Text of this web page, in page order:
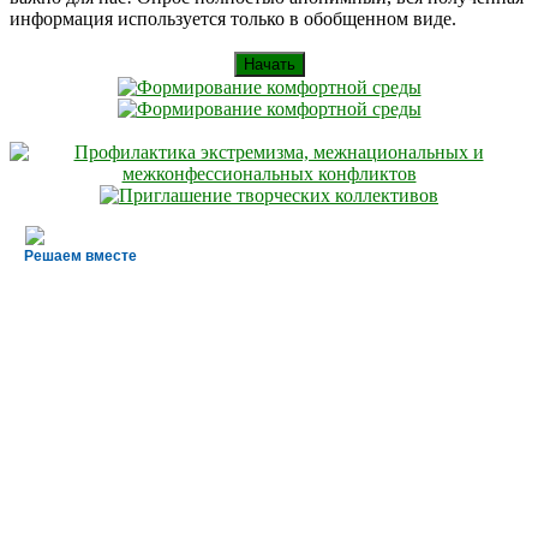
информация используется только в обобщенном виде.
Начать
Решаем вместе